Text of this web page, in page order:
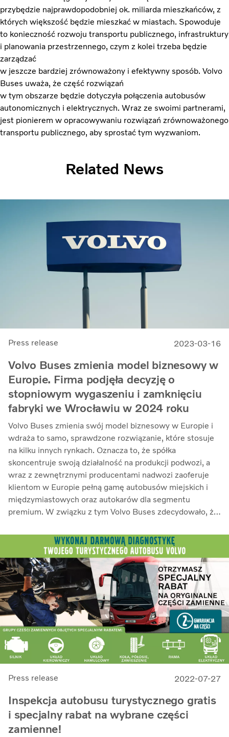
przybędzie najprawdopodobniej ok. miliarda mieszkańców, z
których większość będzie mieszkać w miastach. Spowoduje
to konieczność rozwoju transportu publicznego, infrastruktury
i planowania przestrzennego, czym z kolei trzeba będzie
zarządzać
w jeszcze bardziej zrównoważony i efektywny sposób. Volvo
Buses uważa, że część rozwiązań
w tym obszarze będzie dotyczyła połączenia autobusów
autonomicznych i elektrycznych. Wraz ze swoimi partnerami,
jest pionierem w opracowywaniu rozwiązań zrównoważonego
transportu publicznego, aby sprostać tym wyzwaniom.
Related News
Press release 2023-03-16
Volvo Buses zmienia model biznesowy w
Europie. Firma podjęła decyzję o
stopniowym wygaszeniu i zamknięciu
fabryki we Wrocławiu w 2024 roku
Volvo Buses zmienia swój model biznesowy w Europie i
wdraża to samo, sprawdzone rozwiązanie, które stosuje
na kilku innych rynkach. Oznacza to, że spółka
skoncentruje swoją działalność na produkcji podwozi, a
wraz z zewnętrznymi producentami nadwozi zaoferuje
klientom w Europie pełną gamę autobusów miejskich i
międzymiastowych oraz autokarów dla segmentu
premium. W związku z tym Volvo Buses zdecydowało, że
pierwszym kwartale 2024 roku. Volvo Buses podpisało
list intencyjny w sprawie sprzedaży wydzielonych
nieruchomości we Wrocławiu na rzecz Vargas Holding.
Press release 2022-07-27
Inspekcja autobusu turystycznego gratis
i specjalny rabat na wybrane części
zamienne!